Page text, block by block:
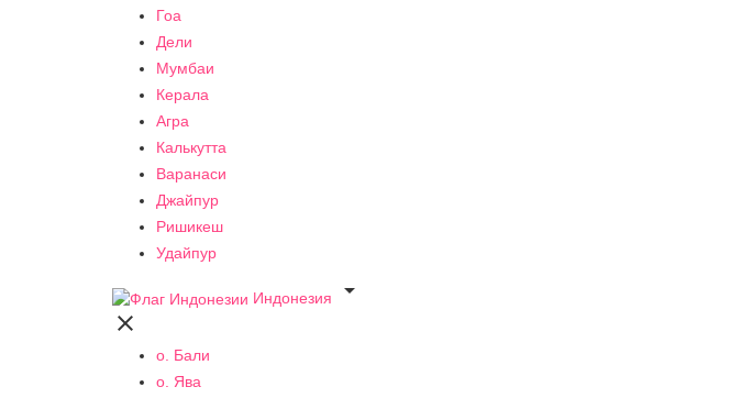
Гоа
Дели
Мумбаи
Керала
Агра
Калькутта
Варанаси
Джайпур
Ришикеш
Удайпур
Индонезия


о. Бали
о. Ява